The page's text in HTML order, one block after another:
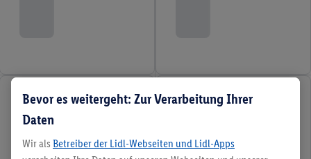
Bevor es weitergeht: Zur Verarbeitung Ihrer
Daten
Wir als Betreiber der Lidl-Webseiten und Lidl-Apps